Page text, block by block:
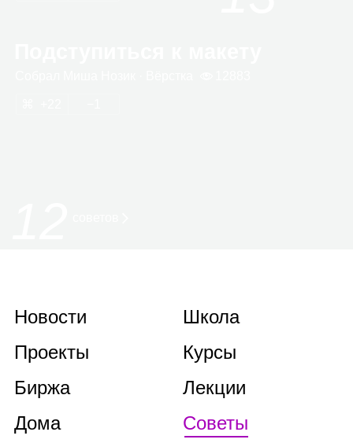
Новости
Проекты
Биржа
Дома
Школа
Курсы
Лекции
Советы